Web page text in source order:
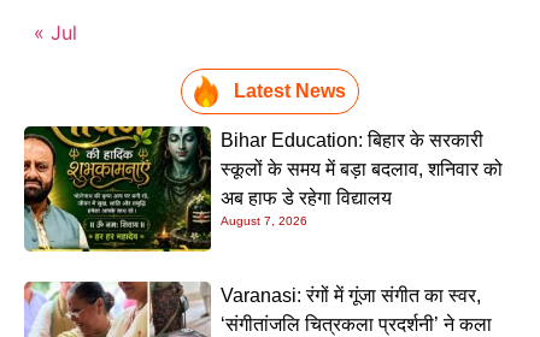
« Jul
Latest News
Bihar Education: बिहार के सरकारी
स्कूलों के समय में बड़ा बदलाव, शनिवार को
अब हाफ डे रहेगा विद्यालय
August 7, 2026
Varanasi: रंगों में गूंजा संगीत का स्वर,
‘संगीतांजलि चित्रकला प्रदर्शनी’ ने कला